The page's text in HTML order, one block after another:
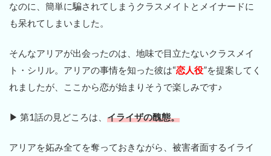
なのに、簡単に騙されてしまうクラスメイトとメイナードに
も呆れてしまいました。
そんなアリアが出会ったのは、地味で目立たないクラスメイ
ト・シリル。アリアの事情を知った彼は“恋人役”を提案してく
れましたが、ここから恋が始まりそうで楽しみです♪
▶ 第1話の見どころは、 イライザの醜態。
アリアを妬み全てを奪っておきながら、被害者面するイライ